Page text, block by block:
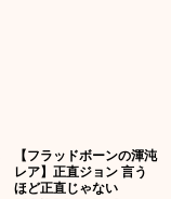
【フラッドボーンの渾沌
レア】正直ジョン 言う
ほど正直じゃない